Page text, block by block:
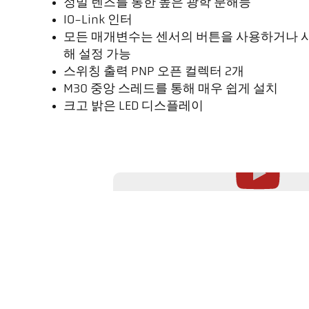
정밀 렌즈를 통한 높은 광학 분해능
IO-Link 인터
모든 매개변수는 센서의 버튼을 사용하거나
해 설정 가능
스위칭 출력 PNP 오픈 컬렉터 2개
M30 중앙 스레드를 통해 매우 쉽게 설치
크고 밝은 LED 디스플레이